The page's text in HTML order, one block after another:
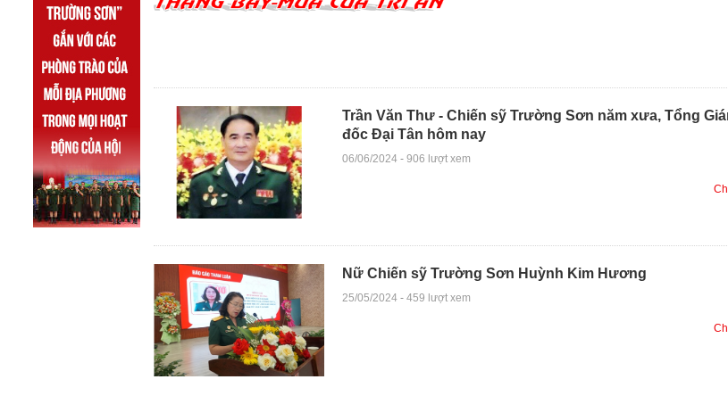
Trần Văn Thư - Chiến sỹ Trường Sơn năm xưa, Tổng
đốc Đại Tân hôm nay
06/06/2024 - 906 lượt xem
Nữ Chiến sỹ Trường Sơn Huỳnh Kim Hương
25/05/2024 - 459 lượt xem